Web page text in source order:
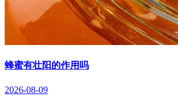
蜂蜜有壮阳的作用吗
2026-08-09